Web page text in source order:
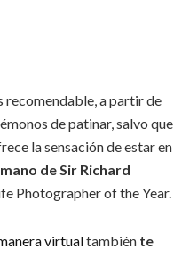
recomendable, a partir de
de patinar, salvo que
la sensación de estar en
de Sir Richard
Photographer of the Year.
virtualtambién te